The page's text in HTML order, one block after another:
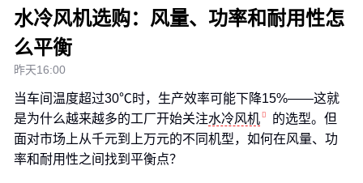
水冷风机选购：风量、功率和耐用性怎
么平衡
昨天16:00
当车间温度超过30℃时，生产效率可能下降15%——这就
是为什么越来越多的工厂开始关注水冷风机
的选型。但
面对市场上从千元到上万元的不同机型，如何在风量、功
率和耐用性之间找到平衡点？